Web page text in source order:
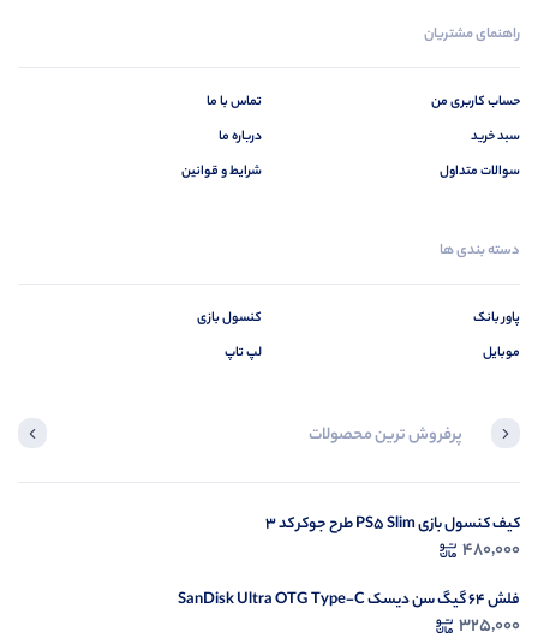
راهنمای مشتریان
حساب کاربری من
سبد خرید
سوالات متداول
تماس با ما
درباره ما
شرایط و قوانین
دسته بندی ها
پاور بانک
موبایل
کنسول بازی
لپ تاپ
پرفروش ترین محصولات
کیف کنسول بازی PS5 Slim طرح جوکر کد 3
480,000
فلش 64 گیگ سن دیسک SanDisk Ultra OTG Type-C
325,000
کیس کامپیوتر تسکو TSCO TCFA-4478
1,300,000